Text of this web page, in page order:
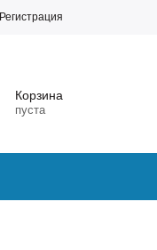
Регистрация
Корзина
пуста